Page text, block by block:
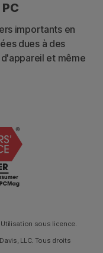
importants en
dues à des
et même
Utilisation sous licence.
LLC. Tous droits